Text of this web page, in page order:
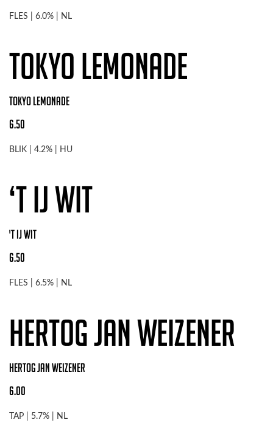
FLES | 6.0% | NL
TOKYO LEMONADE
TOKYO LEMONADE
6.50
BLIK | 4.2% | HU
‘T IJ WIT
'T IJ WIT
6.50
FLES | 6.5% | NL
Hertog Jan Weizener
Hertog Jan Weizener
6.00
TAP | 5.7% | NL